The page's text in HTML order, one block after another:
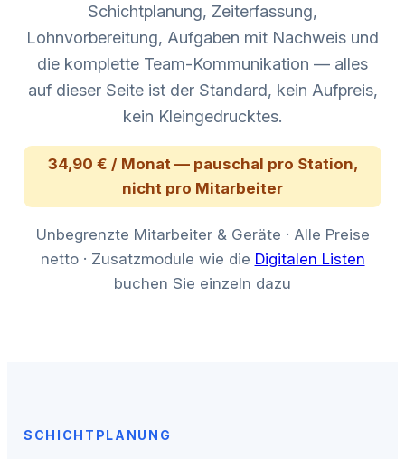
Schichtplanung, Zeiterfassung,
Lohnvorbereitung, Aufgaben mit Nachweis und
die komplette Team-Kommunikation — alles
auf dieser Seite ist der Standard, kein Aufpreis,
kein Kleingedrucktes.
34,90 € / Monat — pauschal pro Station,
nicht pro Mitarbeiter
Unbegrenzte Mitarbeiter & Geräte · Alle Preise
netto · Zusatzmodule wie die Digitalen Listen
buchen Sie einzeln dazu
SCHICHTPLANUNG